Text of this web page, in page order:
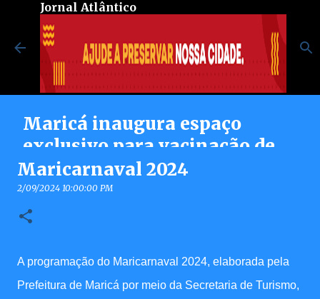
Pular para o conteúdo principal
Jornal Atlântico
Maricá inaugura espaço
exclusivo para vacinação de
pessoas autistas no Centro de
Vacinação Integrada
8/07/2026 08:37:00 PM
Maricarnaval 2024
2/09/2024 10:00:00 PM
A programação do Maricarnaval 2024, elaborada pela
Prefeitura de Maricá por meio da Secretaria de Turismo,